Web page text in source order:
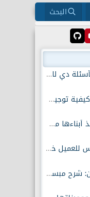
البحث
لو انت فرونت إند .. الأسئلة دي لازم تكون عارفها
أنواع سياسات DNS وكيفية توجيه حركة الإنترنت
أم لخمسة أطفال تنقذ أبناءها من أدمان الهواتف الذكية
تسليم موقع ووردبريس للعميل خطوة بخطوة
البيتكوين والبلوكشين: شرح مبسط للمبتدئين